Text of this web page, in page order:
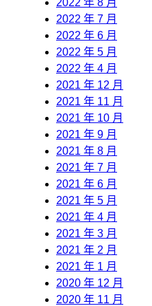
2022 年 7 月
2022 年 6 月
2022 年 5 月
2022 年 4 月
2021 年 12 月
2021 年 11 月
2021 年 10 月
2021 年 9 月
2021 年 8 月
2021 年 7 月
2021 年 6 月
2021 年 5 月
2021 年 4 月
2021 年 3 月
2021 年 2 月
2021 年 1 月
2020 年 12 月
2020 年 11 月